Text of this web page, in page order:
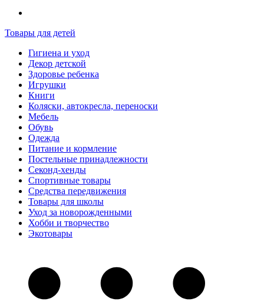
Товары для детей
Гигиена и уход
Декор детской
Здоровье ребенка
Игрушки
Книги
Коляски, автокресла, переноски
Мебель
Обувь
Одежда
Питание и кормление
Постельные принадлежности
Секонд-хенды
Спортивные товары
Средства передвижения
Товары для школы
Уход за новорожденными
Хобби и творчество
Экотовары